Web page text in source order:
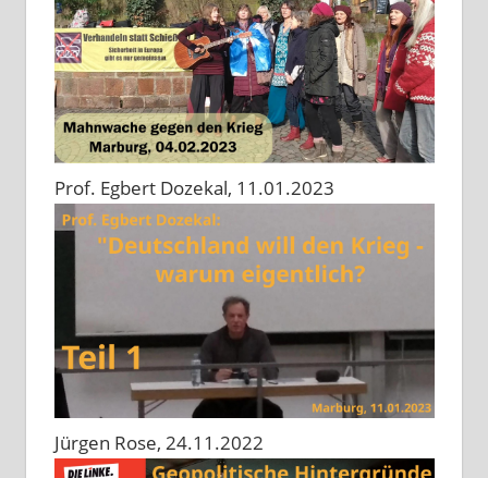
Prof. Egbert Dozekal, 11.01.2023
Jürgen Rose, 24.11.2022